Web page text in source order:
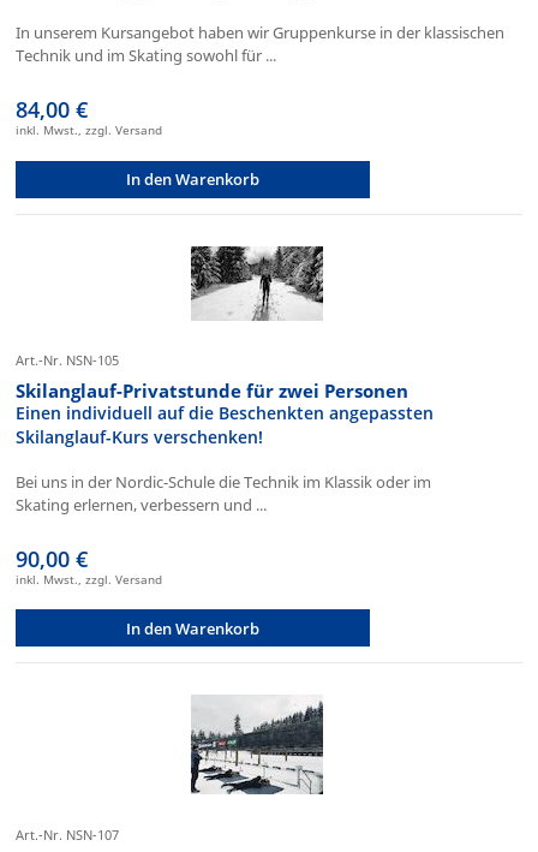
In unserem Kursangebot haben wir Gruppenkurse in der klassischen
Technik und im Skating sowohl für ...
84,00 €
inkl. Mwst., zzgl. Versand
In den Warenkorb
Art.-Nr. NSN-105
Skilanglauf-Privatstunde für zwei Personen
Einen individuell auf die Beschenkten angepassten
Skilanglauf-Kurs verschenken!
Bei uns in der Nordic-Schule die Technik im Klassik oder im
Skating erlernen, verbessern und ...
90,00 €
inkl. Mwst., zzgl. Versand
In den Warenkorb
Art.-Nr. NSN-107